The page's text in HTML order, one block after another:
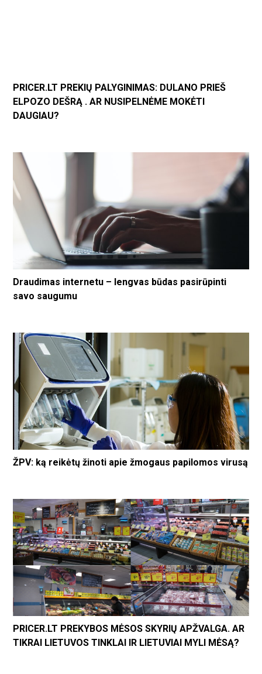
PRICER.LT PREKIŲ PALYGINIMAS: DULANO PRIEŠ
ELPOZO DEŠRĄ . AR NUSIPELNĖME MOKĖTI
DAUGIAU?
Draudimas internetu – lengvas būdas pasirūpinti
savo saugumu
ŽPV: ką reikėtų žinoti apie žmogaus papilomos virusą
PRICER.LT PREKYBOS MĖSOS SKYRIŲ APŽVALGA. AR
TIKRAI LIETUVOS TINKLAI IR LIETUVIAI MYLI MĖSĄ?